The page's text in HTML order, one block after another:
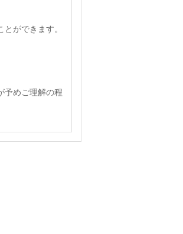
ができます。
予めご理解の程